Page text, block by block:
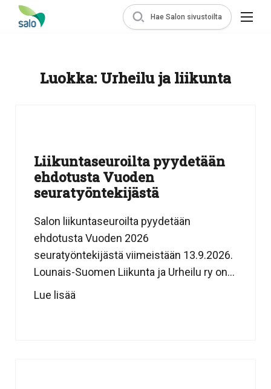
Hae Salon sivustoilta
Luokka: Urheilu ja liikunta
Liikuntaseuroilta pyydetään
ehdotusta Vuoden
seuratyöntekijästä
Salon liikuntaseuroilta pyydetään
ehdotusta Vuoden 2026
seuratyöntekijästä viimeistään 13.9.2026.
Lounais-Suomen Liikunta ja Urheilu ry on...
Lue lisää